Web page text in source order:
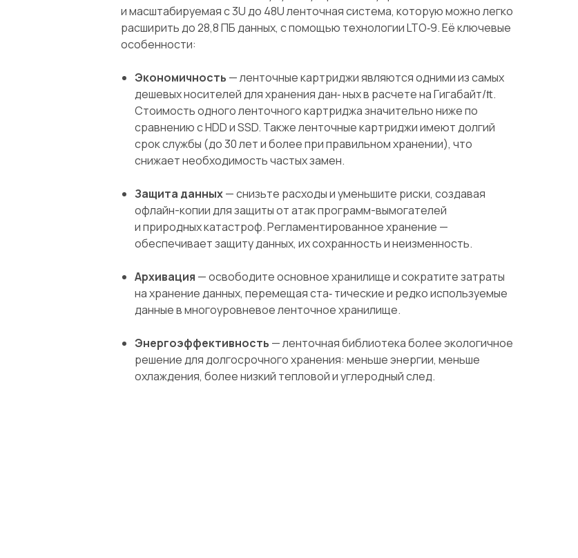
и масштабируемая с 3U до 48U ленточная система, которую можно легко
расширить до 28,8 ПБ данных, с помощью технологии LTO‑9. Её ключевые
особенности:
Экономичность — ленточные картриджи являются одними из самых
дешевых носителей для хранения дан‑ ных в расчете на Гигабайт/₶.
Стоимость одного ленточного картриджа значительно ниже по
сравнению с HDD и SSD. Также ленточные картриджи имеют долгий
срок службы (до 30 лет и более при правильном хранении), что
снижает необходимость частых замен.
Защита данных— снизьте расходы и уменьшите риски, создавая
офлайн-­копии для защиты от атак программ-­вымогателей
и природных катастроф. Регламентированное хранение —
обеспечивает защиту данных, их сохранность и неизменность.
Архивация — освободите основное хранилище и сократите затраты
на хранение данных, перемещая ста‑ тические и редко используемые
данные в многоуровневое ленточное хранилище.
Энергоэффективность — ленточная библиотека более экологичное
решение для долгосрочного хранения: меньше энергии, меньше
охлаждения, более низкий тепловой и углеродный след.